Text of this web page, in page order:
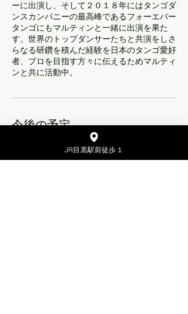
ーに出演し、そして２０１８年にはタンゴダ
ンスカンパニーの最高峰であるフォーエバー
タンゴにもマルティンと一緒に出演を果た
す。世界のトップダンサーたちと共演をしさ
らなる研鑽を積んだ経験を日本のタンゴ愛好
者、プロを目指す方々に伝えるためマルティ
ンと共に活動中。
今後の予定
JR目黒駅前徒歩１